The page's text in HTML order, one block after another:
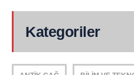
Kategoriler